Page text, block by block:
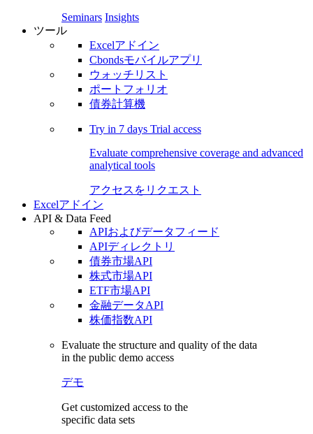
Seminars Insights
ツール
Excelアドイン
Cbondsモバイルアプリ
ウォッチリスト
ポートフォリオ
債券計算機
Try in 7 days Trial access
Evaluate comprehensive coverage and advanced
analytical tools
アクセスをリクエスト
Excelアドイン
API & Data Feed
APIおよびデータフィード
APIディレクトリ
債券市場API
株式市場API
ETF市場API
金融データAPI
株価指数API
Evaluate the structure and quality of the data
in the public demo access
デモ
Get customized access to the
specific data sets